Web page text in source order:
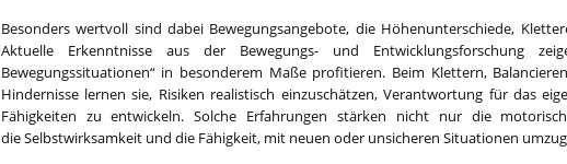
Besonders wertvoll sind dabei Bewegungsangebote, die Höhenunterschiede,
Aktuelle Erkenntnisse aus der Bewegungs- und Entwicklungsforschung
Bewegungssituationen“ in besonderem Maße profitieren. Beim Klettern,
Hindernisse lernen sie, Risiken realistisch einzuschätzen, Verantwortung für das
Fähigkeiten zu entwickeln. Solche Erfahrungen stärken nicht nur die
die Selbstwirksamkeit und die Fähigkeit, mit neuen oder unsicheren Situationen